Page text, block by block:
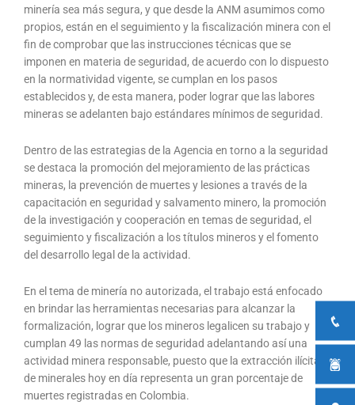
minería sea más segura, y que desde la ANM asumimos como
propios, están en el seguimiento y la fiscalización minera con el
fin de comprobar que las instrucciones técnicas que se
imponen en materia de seguridad, de acuerdo con lo dispuesto
en la normatividad vigente, se cumplan en los pasos
establecidos y, de esta manera, poder lograr que las labores
mineras se adelanten bajo estándares mínimos de seguridad.
Dentro de las estrategias de la Agencia en torno a la seguridad
se destaca la promoción del mejoramiento de las prácticas
mineras, la prevención de muertes y lesiones a través de la
capacitación en seguridad y salvamento minero, la promoción
de la investigación y cooperación en temas de seguridad, el
seguimiento y fiscalización a los títulos mineros y el fomento
del desarrollo legal de la actividad.
En el tema de minería no autorizada, el trabajo está enfocado
en brindar las herramientas necesarias para alcanzar la
formalización, lograr que los mineros legalicen su trabajo y
cumplan 49 las normas de seguridad adelantando así una
actividad minera responsable, puesto que la extracción ilícita
de minerales hoy en día representa un gran porcentaje de
muertes registradas en Colombia.